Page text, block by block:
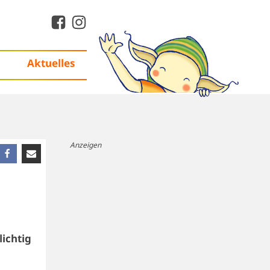
Aktuelles
Anzeigen